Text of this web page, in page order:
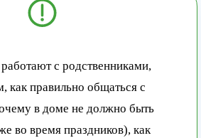
с родственниками,
как правильно общаться с
в доме не должно быть
во время праздников), как